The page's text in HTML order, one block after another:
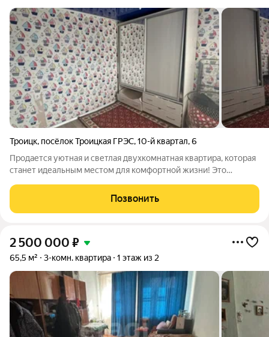
Троицк, посёлок Троицкая ГРЭС,10-й квартал,6
Продается уютная и светлая двухкомнатная квартира, которая
станет идеальным местом для комфортной жизни! Это
квартире установлены надежные деревянные окна, а свежие
обои создают атмосферу
Позвонить
2 500 000 ₽
65,5 м² 3-комн. квартира 1 этаж из 2